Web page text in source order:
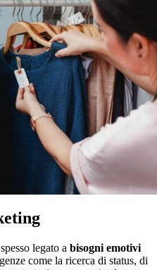
legato a bisogni emotivi
come la ricerca di status, di